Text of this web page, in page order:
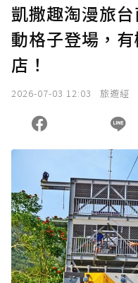
凱撒趣淘漫旅
動格子登場，
店！
2026-07-03 12:03 旅遊經